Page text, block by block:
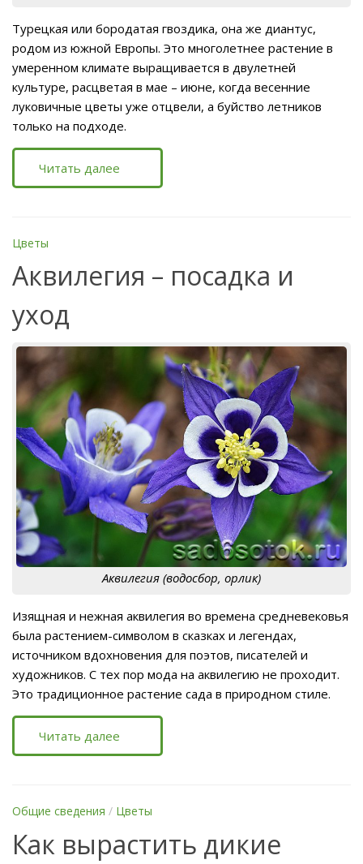
Турецкая или бородатая гвоздика, она же диантус,
родом из южной Европы. Это многолетнее растение в
умеренном климате выращивается в двулетней
культуре, расцветая в мае – июне, когда весенние
луковичные цветы уже отцвели, а буйство летников
только на подходе.
Читать далее
Цветы
Аквилегия – посадка и
уход
Аквилегия (водосбор, орлик)
Изящная и нежная аквилегия во времена средневековья
была растением-символом в сказках и легендах,
источником вдохновения для поэтов, писателей и
художников. С тех пор мода на аквилегию не проходит.
Это традиционное растение сада в природном стиле.
Читать далее
Общие сведения / Цветы
Как вырастить дикие